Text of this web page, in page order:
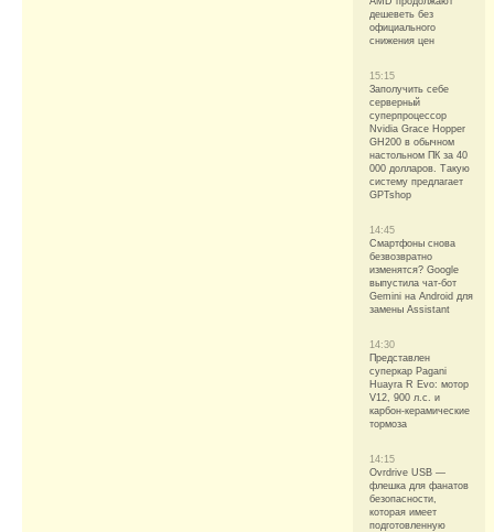
дешеветь без
официального
снижения цен
15:15
Заполучить себе
серверный
суперпроцессор
Nvidia Grace Hopper
GH200 в обычном
настольном ПК за 40
000 долларов. Такую
систему предлагает
GPTshop
14:45
Смартфоны снова
безвозвратно
изменятся? Google
выпустила чат-бот
Gemini на Android для
замены Assistant
14:30
Представлен
суперкар Pagani
Huayra R Evo: мотор
V12, 900 л.с. и
карбон-керамические
тормоза
14:15
Ovrdrive USB —
флешка для фанатов
безопасности,
которая имеет
подготовленную